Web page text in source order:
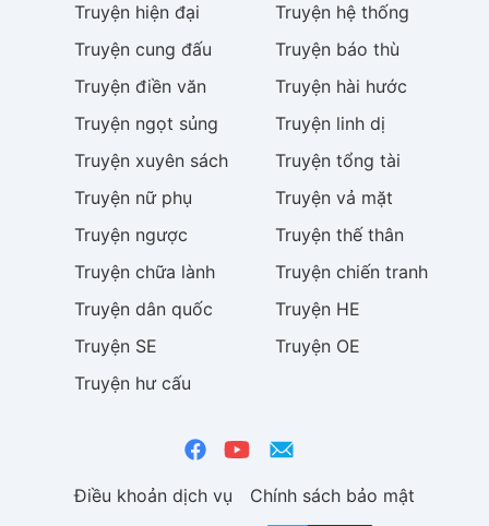
Truyện hiện đại Truyện hệ thống
Truyện cung đấu Truyện báo thù
Truyện điền văn Truyện hài hước
Truyện ngọt sủng Truyện linh dị
Truyện xuyên sách Truyện tổng tài
Truyện nữ phụ Truyện vả mặt
Truyện ngược Truyện thế thân
Truyện chữa lành Truyện chiến tranh
Truyện dân quốc Truyện HE
Truyện SE Truyện OE
Truyện hư cấu
Điều khoản dịch vụ Chính sách bảo mật